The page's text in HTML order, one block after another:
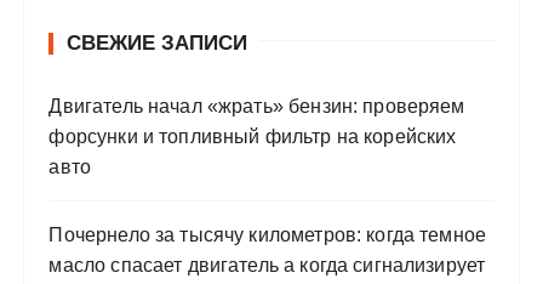
СВЕЖИЕ ЗАПИСИ
Двигатель начал «жрать» бензин: проверяем
форсунки и топливный фильтр на корейских
авто
Почернело за тысячу километров: когда темное
масло спасает двигатель а когда сигнализирует